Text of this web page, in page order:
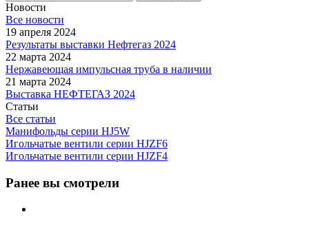
Новости
Все новости
19 апреля 2024
Результаты выставки Нефтегаз 2024
22 марта 2024
Нержавеющая импульсная труба в наличии
21 марта 2024
Выставка НЕФТЕГАЗ 2024
Статьи
Все статьи
Манифольды серии HJ5W
Игольчатые вентили серии HJZF6
Игольчатые вентили серии HJZF4
Ранее вы смотрели